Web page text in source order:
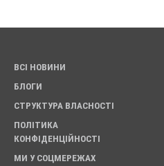
ВСІ НОВИНИ
БЛОГИ
СТРУКТУРА ВЛАСНОСТІ
ПОЛІТИКА
КОНФІДЕНЦІЙНОСТІ
МИ У СОЦМЕРЕЖАХ